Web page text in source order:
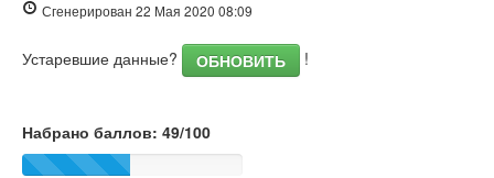
Сгенерирован 22 Мая 2020 08:09
Устаревшие данные? ОБНОВИТЬ !
Набрано баллов: 49/100